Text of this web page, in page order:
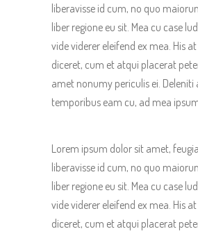
liberavisse id cum, no quo
liber regione eu sit. Mea cu case
vide viderer eleifend ex mea. His
diceret, cum et atqui placerat
amet nonumy periculis ei. Deleniti
temporibus eam cu, ad mea
Lorem ipsum dolor sit amet,
liberavisse id cum, no quo
liber regione eu sit. Mea cu case
vide viderer eleifend ex mea. His
diceret, cum et atqui placerat